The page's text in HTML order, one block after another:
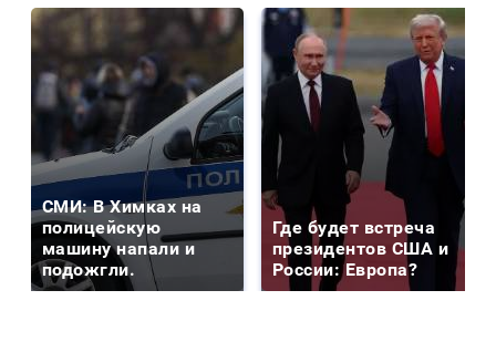
СМИ: В Химках на
полицейскую
машину напали и
подожгли.
Где будет встреча
президентов США и
России: Европа?